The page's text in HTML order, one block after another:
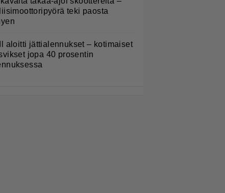
teki paosta
aloitti jättialennukset – kotimaiset
jopa 40 prosentin